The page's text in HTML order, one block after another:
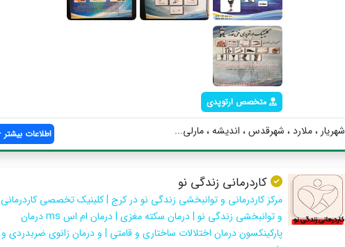
متخصص ارتوپدی
شهریار ، ملارد ، شهرقدس ، اندیشه ، مارلی... اطلاعات بیشتر
کاردرمانی زندگی نو
مرکز کاردرمانی و توانبخشی زندگی نو در کرج | کلینیک تخصصی کاردرمانی
و توانبخشی زندگی نو | درمان سکته مغزی | درمان ام اس ms درمان
پارکینکسون درمان اختلالات ساختاری و قامتی | و درمان زانوی ضربدردی و